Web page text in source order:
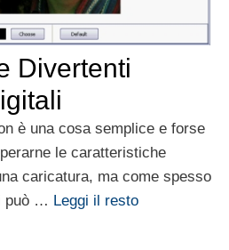
Divertenti
è una cosa semplice e forse
le caratteristiche
caricatura, ma come spesso
può … Leggi il resto